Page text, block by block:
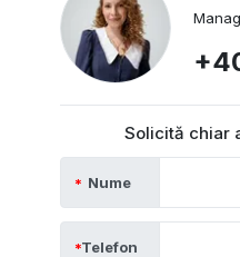
Solicită chiar
Nume
Telefon